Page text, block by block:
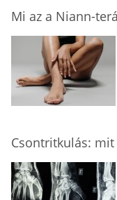
Mi az a Niann-
Csontritkulás: